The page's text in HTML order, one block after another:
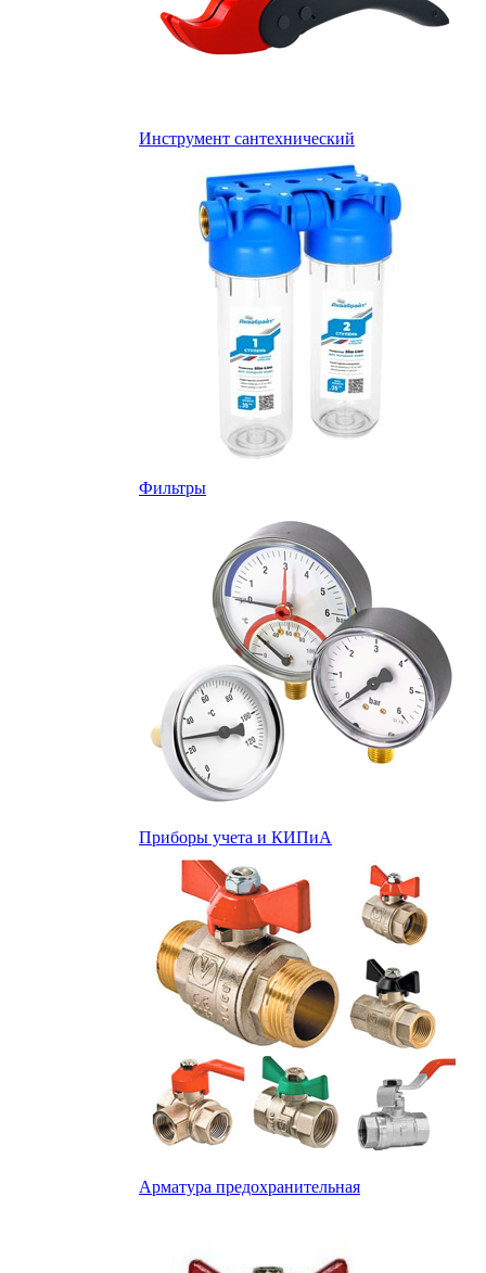
Инструмент сантехнический
Фильтры
Приборы учета и КИПиА
Арматура предохранительная